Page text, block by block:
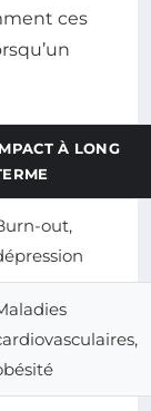
ces
À LONG
out,